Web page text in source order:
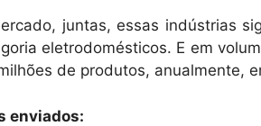
juntas, essas indústrias
eletrodomésticos. E em
de produtos, anualmente,
enviados: